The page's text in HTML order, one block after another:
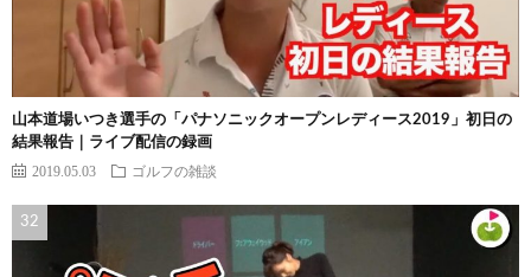
山本道場いつき選手の「パナソニックオープンレディース2019」初日の
結果報告｜ライブ配信の録画
2019.05.03 ゴルフの雑談